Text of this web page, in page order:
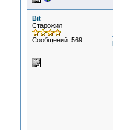
Bit
Старожил
Сообщений: 569